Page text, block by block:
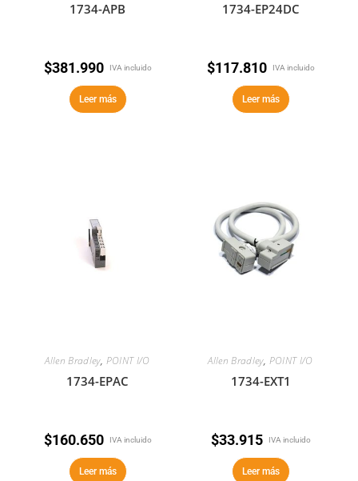
1734-APB
$381.990 IVA incluido
Leer más
1734-EP24DC
$117.810 IVA incluido
Leer más
Allen Bradley, POINT I/O
1734-EPAC
$160.650 IVA incluido
Leer más
Allen Bradley, POINT I/O
1734-EXT1
$33.915 IVA incluido
Leer más